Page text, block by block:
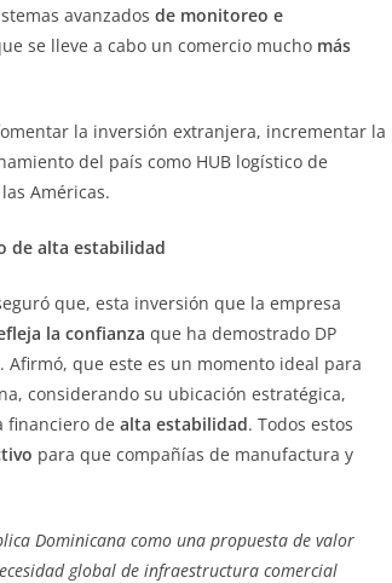
avanzados de monitoreo e
se lleve a cabo un comercio mucho más
la inversión extranjera, incrementar la
del país como HUB logístico de
Américas.
de alta estabilidad
que, esta inversión que la empresa
la confianza que ha demostrado DP
. Afirmó, que este es un momento ideal para
considerando su ubicación estratégica,
financiero de alta estabilidad. Todos estos
para que compañías de manufactura y
Dominicana como una propuesta de valor
global de infraestructura comercial